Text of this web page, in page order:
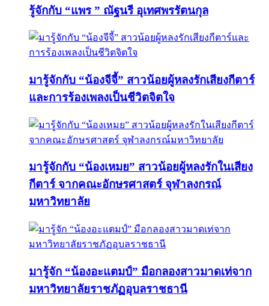
รู้จักกับ “แพร ” ณัฐนรี อุเทศพรรัตนกุล
มารู้จักกับ “น้องจีจี้” สาวน้อยผู้หลงรักเสียงกีตาร์
และการร้องเพลงเป็นชีวิตจิตใจ
มารู้จักกับ “น้องเหมย” สาวน้อยผู้หลงรักในเสียง
กีตาร์ จากคณะอักษรศาสตร์ จุฬาลงกรณ์
มหาวิทยาลัย
มารู้จัก “น้องอะแตมป์” มือกลองสาวมาดเท่จาก
มหาวิทยาลัยราชภัฏอุบลราชธานี